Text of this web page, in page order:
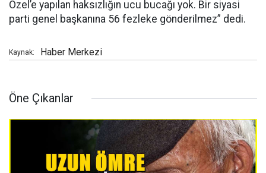
Özel’e yapılan haksızlığın ucu bucağı yok. Bir siyasi
parti genel başkanına 56 fezleke gönderilmez” dedi.
Kaynak: Haber Merkezi
Öne Çıkanlar